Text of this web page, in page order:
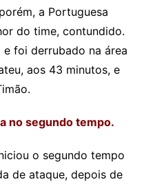
a Portuguesa
do time, contundido.
foi derrubado na área
aos 43 minutos, e
no segundo tempo.
o segundo tempo
de ataque, depois de